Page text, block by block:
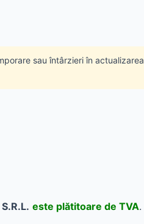
sau întârzieri în actualizarea
este plătitoare de TVA.